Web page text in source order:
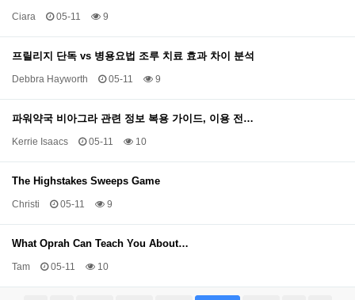
Ciara 05-11 9
프릴리지 단독 vs 병용요법 조루 치료 효과 차이 분석
Debbra Hayworth 05-11 9
파워약국 비아그라 관련 정보 복용 가이드, 이용 전…
Kerrie Isaacs 05-11 10
The Highstakes Sweeps Game
Christi 05-11 9
What Oprah Can Teach You About…
Tam 05-11 10